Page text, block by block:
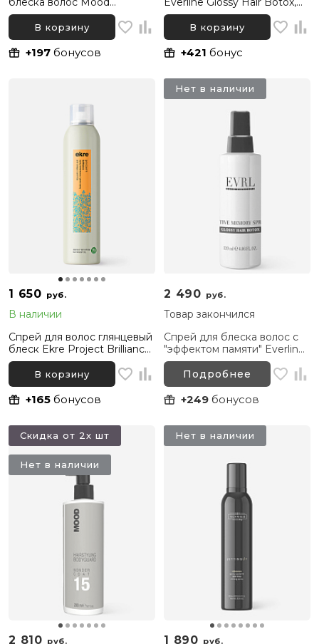
Bodyguard Shield&Shine
Spray 04, 100 мл
В корзину
+197 бонусов
200 мл
В корзину
+421 бонус
1 650 руб.
В наличии
Спрей для волос глянцевый
блеск Ekre Project Brilliance
Gloss Brightening Effect,
300 млВ корзину
+165 бонусов
2 490 руб.
Товар закончился
Спрей для блеска волос с
"эффектом памяти" Everline
Glossy Hair Botox, 120 мл
Подробнее
+249 бонусов
Нет в наличии
2 810 руб.
Скидка от 2х шт
Нет в наличии
1 890 руб.
Нет в наличии